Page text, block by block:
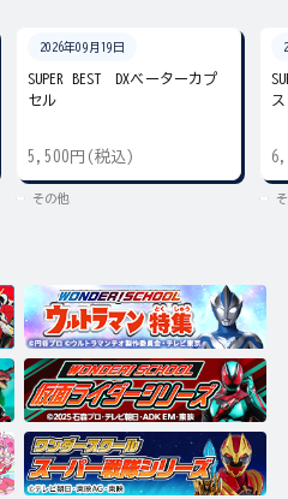
2026年09月19日
SUPER BEST DXベーターカプ
セル
5,500円(税込)
その他
ス